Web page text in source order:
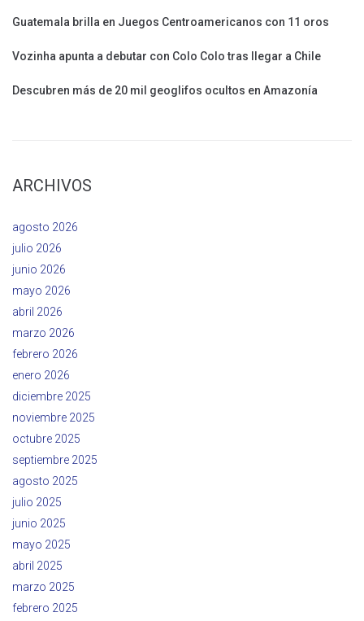
Guatemala brilla en Juegos Centroamericanos con 11 oros
Vozinha apunta a debutar con Colo Colo tras llegar a Chile
Descubren más de 20 mil geoglifos ocultos en Amazonía
ARCHIVOS
agosto 2026
julio 2026
junio 2026
mayo 2026
abril 2026
marzo 2026
febrero 2026
enero 2026
diciembre 2025
noviembre 2025
octubre 2025
septiembre 2025
agosto 2025
julio 2025
junio 2025
mayo 2025
abril 2025
marzo 2025
febrero 2025